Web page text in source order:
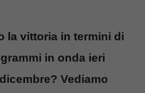
la vittoria in termini di
in onda ieri
Vediamo